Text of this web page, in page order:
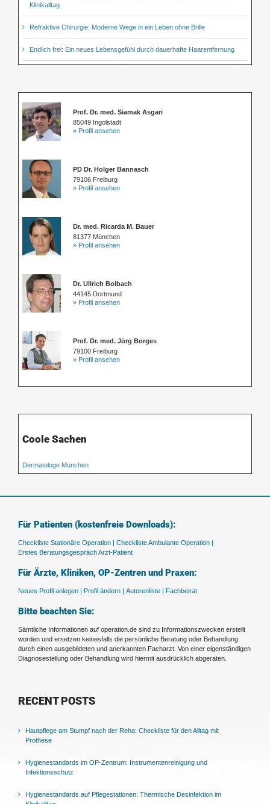
Klinikalltag
Refraktive Chirurgie: Moderne Wege in ein Leben ohne Brille
Endlich frei: Ein neues Lebensgefühl durch dauerhafte Haarentfernung
Prof. Dr. med. Siamak Asgari
85049 Ingolstadt
» Profil ansehen
PD Dr. Holger Bannasch
79106 Freiburg
» Profil ansehen
Dr. med. Ricarda M. Bauer
81377 München
» Profil ansehen
Dr. Ullrich Bolbach
44145 Dortmund
» Profil ansehen
Prof. Dr. med. Jörg Borges
79100 Freiburg
» Profil ansehen
Coole Sachen
Dermatologe München
Für Patienten (kostenfreie Downloads):
Checkliste Stationäre Operation |
Checkliste Ambulante Operation |
Erstes Beratungsgespräch Arzt-Patient
Für Ärzte, Kliniken, OP-Zentren und Praxen:
Neues Profil anlegen | Profil ändern | Autorenliste | Fachbeirat
Bitte beachten Sie:
Sämtliche Informationen auf operation.de sind zu Informationszwecken erstellt
worden und ersetzen keinesfalls die persönliche Beratung oder Behandlung
durch einen ausgebildeten und anerkannten Facharzt. Von einer eigenständigen
Diagnosestellung oder Behandlung wird hiermit ausdrücklich abgeraten.
RECENT POSTS
Hautpflege am Stumpf nach der Reha: Checkliste für den Alltag mit
Prothese
Hygienestandards im OP-Zentrum: Instrumentenreinigung und
Infektionsschutz
Hygienestandards auf Pflegestationen: Thermische Desinfektion im